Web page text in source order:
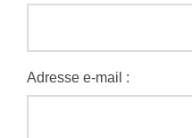
Adresse e-mail :